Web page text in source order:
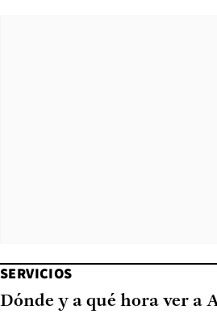
SERVICIOS
Dónde y a qué hora ver a